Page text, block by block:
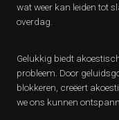
wat weer kan leiden tot
overdag.
Gelukkig biedt
probleem. Door
blokkeren, creëert
we ons kunnen